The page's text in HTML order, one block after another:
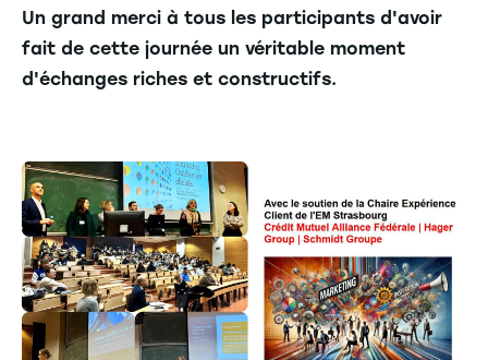
Un grand merci à tous les participants d'avoir
fait de cette journée un véritable moment
d'échanges riches et constructifs.